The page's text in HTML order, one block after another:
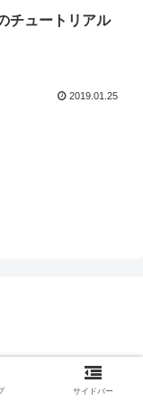
チュートリアル
2019.01.25
サイドバー